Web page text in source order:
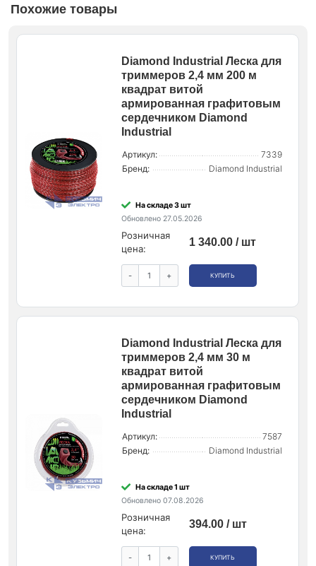
Похожие товары
Diamond Industrial Леска для
триммеров 2,4 мм 200 м
квадрат витой
армированная графитовым
сердечником Diamond
Industrial
Артикул:
7339
Бренд:
Diamond Industrial
На складе 3 шт
Обновлено 27.05.2026
Розничная
цена:
1 340.00 / шт
- + КУПИТЬ
Diamond Industrial Леска для
триммеров 2,4 мм 30 м
квадрат витой
армированная графитовым
сердечником Diamond
Industrial
Артикул:
7587
Бренд:
Diamond Industrial
На складе 1 шт
Обновлено 07.08.2026
Розничная
цена:
394.00 / шт
- + КУПИТЬ